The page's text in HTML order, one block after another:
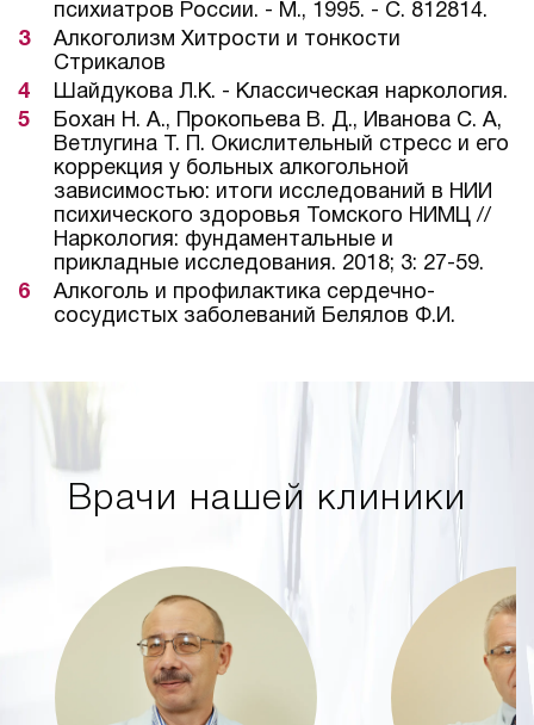
психиатров России. - М., 1995. - С. 812814.
Алкоголизм Хитрости и тонкости
Стрикалов
Шайдукова Л.К. - Классическая наркология.
Бохан Н. А., Прокопьева В. Д., Иванова С. А,
Ветлугина Т. П. Окислительный стресс и его
коррекция у больных алкогольной
зависимостью: итоги исследований в НИИ
психического здоровья Томского НИМЦ //
Наркология: фундаментальные и
прикладные исследования. 2018; 3: 27-59.
Алкоголь и профилактика сердечно-
сосудистых заболеваний Белялов Ф.И.
Врачи нашей клиники